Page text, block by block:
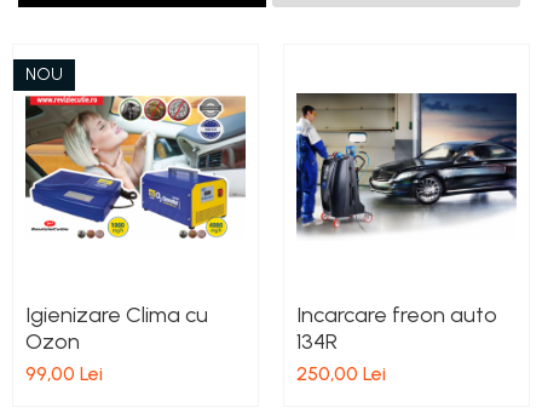
NOU
Igienizare Clima cu
Ozon
99,00 Lei
Incarcare freon auto
134R
250,00 Lei